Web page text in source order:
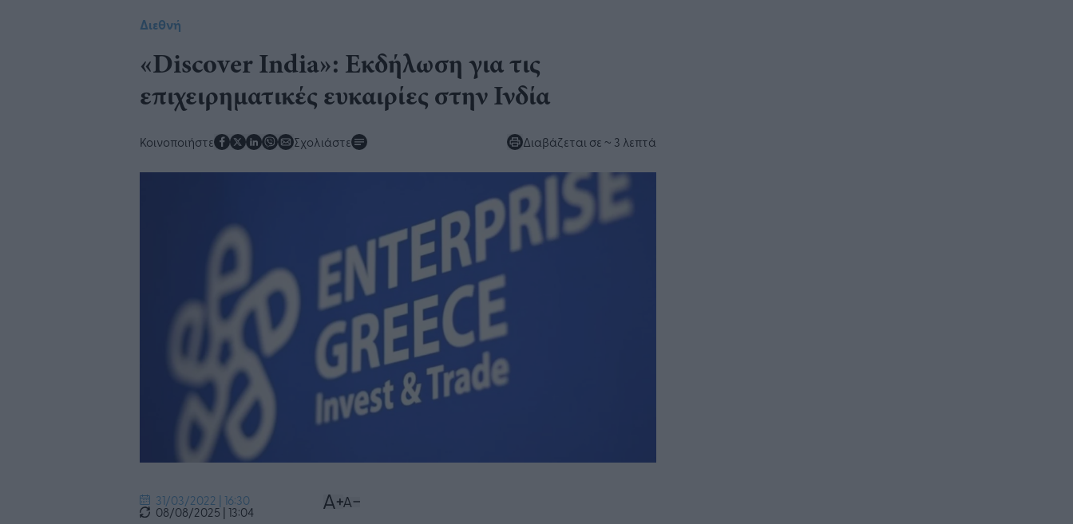
Διεθνή
«Discover India»: Εκδήλωση για τις
επιχειρηματικές ευκαιρίες στην Ινδία
Κοινοποιήστε Σχολιάστε Διαβάζεται σε ~ 3 λεπτά
31/03/2022 | 16:30
08/08/2025 | 13:04